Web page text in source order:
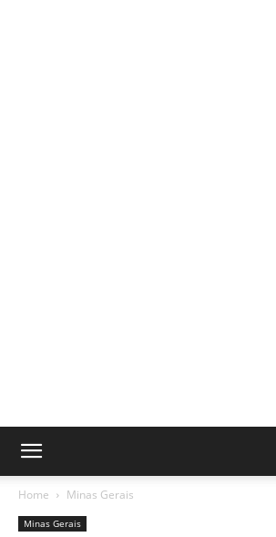
Home Minas Gerais
Minas Gerais